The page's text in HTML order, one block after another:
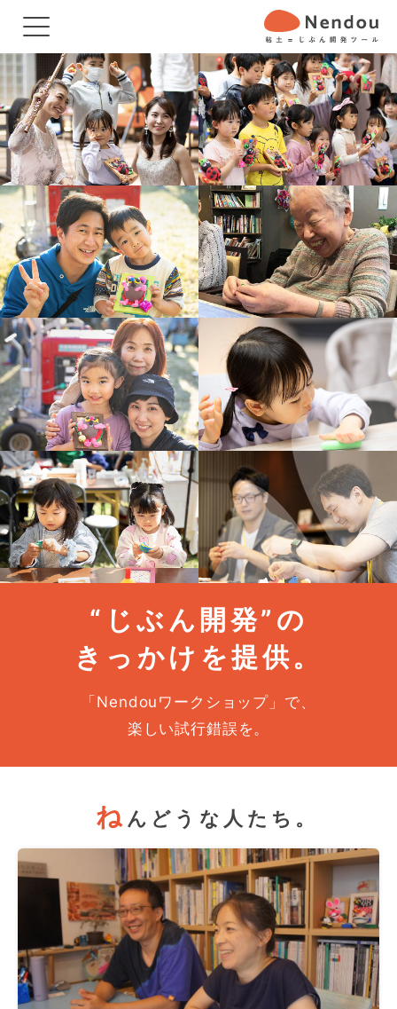
“じぶん開発”の
きっかけを提供。
「Nendouワークショップ」で、
楽しい試行錯誤を。
ね んどうな人たち。